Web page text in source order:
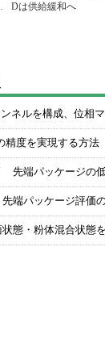
Dは供給緩和へ
ネルを構成、位相
精度を実現する方法
先端パッケージの
端パッケージ評価
態・粉体混合状態